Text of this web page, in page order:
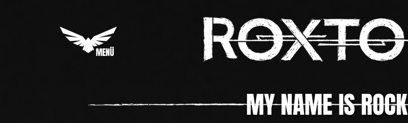
MENÜ
MY NAME IS ROCK